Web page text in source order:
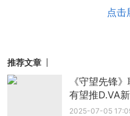
orce RTX 2060或更高
点击
推荐文章
《守望先锋
有望推D.VA新
2025-07-05